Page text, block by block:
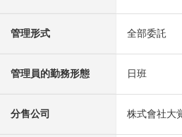
管理形式 全部委託
管理員的勤務形態 日班
分售公司 株式會社大